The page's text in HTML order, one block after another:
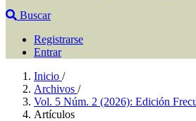
Buscar
Registrarse
Entrar
Inicio /
Archivos /
Vol. 5 Núm. 2 (2026): Edición
Artículos